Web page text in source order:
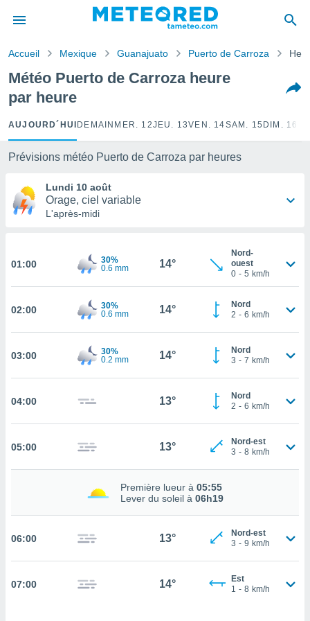
de
a
par
en
les
nous
de très
ACCEPTER
Accueil Mexique Guanajuato Puerto de Carroza
Météo Puerto de Carroza heure
par heure
AUJOURD´HUI DEMAIN MER. 12JEU. 13VEN. 14SAM. 15 DIM. 16
Prévisions météo Puerto de Carroza par heures
Lundi 10 août
Orage, ciel variable
L'après-midi
01:00
30%
0.6 mm
14°
Nord-
ouest
0 - 5 km/h
02:00
30%
0.6 mm
14°
Nord
2 - 6 km/h
03:00
30%
0.2 mm
14°
Nord
3 - 7 km/h
04:00 13°
Nord
2 - 6 km/h
05:00 13°
Nord-est
3 - 8 km/h
Première lueur à 05:55
Lever du soleil à 06h19
06:00 13°
Nord-est
3 - 9 km/h
07:00 14°
Est
1 - 8 km/h